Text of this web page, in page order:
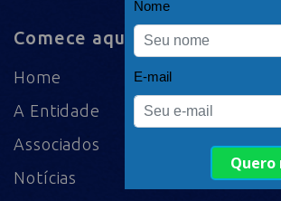
Comece aqui
Home
A Entidade
Associados
Notícias